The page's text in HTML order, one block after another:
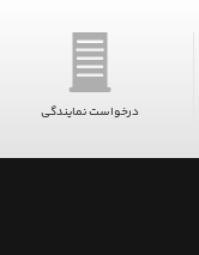
درخواست نمایندگی